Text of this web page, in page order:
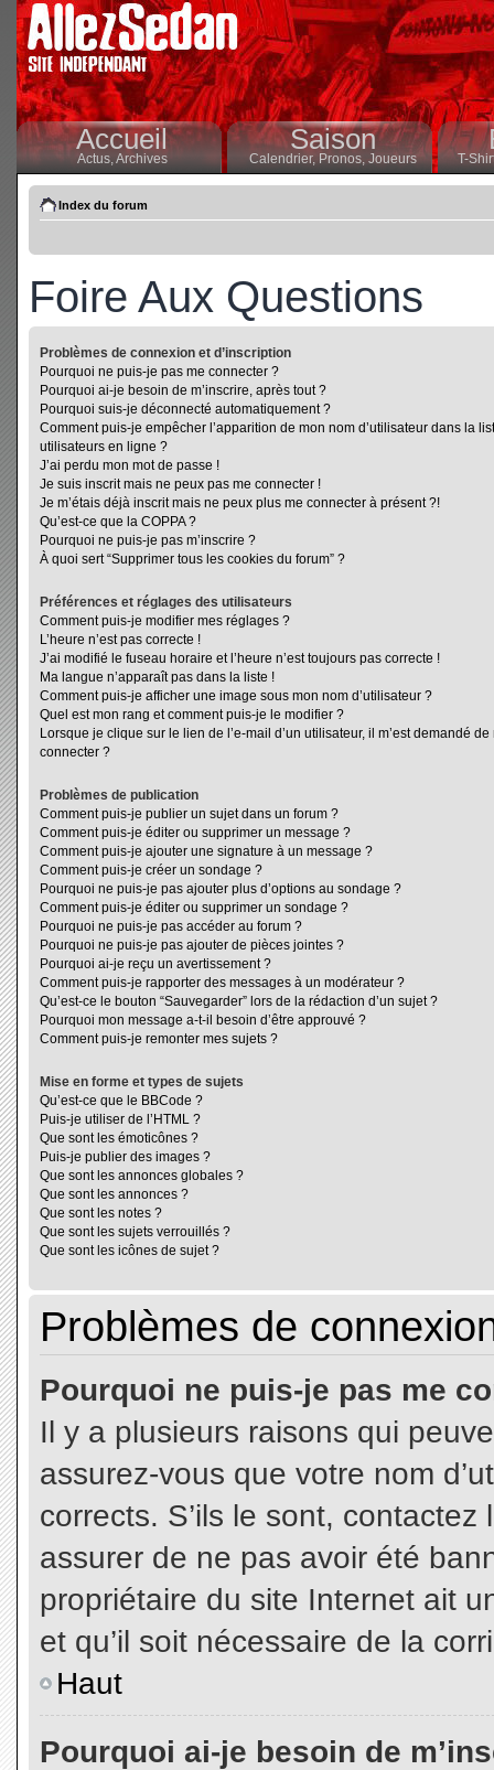
Accueil
Actus,Archives
Saison
Calendrier,Pronos, Joueurs T-
Index du forum
Foire Aux Questions
Problèmes de connexion et d’inscription
Pourquoi ne puis-je pas me connecter ?
Pourquoi ai-je besoin de m’inscrire, après tout ?
Pourquoi suis-je déconnecté automatiquement ?
Comment puis-je empêcher l’apparition de mon nom d’utilisateur dans la
utilisateurs en ligne ?
J’ai perdu mon mot de passe !
Je suis inscrit mais ne peux pas me connecter !
Je m’étais déjà inscrit mais ne peux plus me connecter à présent ?!
Qu’est-ce que la COPPA ?
Pourquoi ne puis-je pas m’inscrire ?
À quoi sert “Supprimer tous les cookies du forum” ?
Préférences et réglages des utilisateurs
Comment puis-je modifier mes réglages ?
L’heure n’est pas correcte !
J’ai modifié le fuseau horaire et l’heure n’est toujours pas correcte !
Ma langue n’apparaît pas dans la liste !
Comment puis-je afficher une image sous mon nom d’utilisateur ?
Quel est mon rang et comment puis-je le modifier ?
Lorsque je clique sur le lien de l’e-mail d’un utilisateur, il m’est demandé de
connecter ?
Problèmes de publication
Comment puis-je publier un sujet dans un forum ?
Comment puis-je éditer ou supprimer un message ?
Comment puis-je ajouter une signature à un message ?
Comment puis-je créer un sondage ?
Pourquoi ne puis-je pas ajouter plus d’options au sondage ?
Comment puis-je éditer ou supprimer un sondage ?
Pourquoi ne puis-je pas accéder au forum ?
Pourquoi ne puis-je pas ajouter de pièces jointes ?
Pourquoi ai-je reçu un avertissement ?
Comment puis-je rapporter des messages à un modérateur ?
Qu’est-ce le bouton “Sauvegarder” lors de la rédaction d’un sujet ?
Pourquoi mon message a-t-il besoin d’être approuvé ?
Comment puis-je remonter mes sujets ?
Mise en forme et types de sujets
Qu’est-ce que le BBCode ?
Puis-je utiliser de l’HTML ?
Que sont les émoticônes ?
Puis-je publier des images ?
Que sont les annonces globales ?
Que sont les annonces ?
Que sont les notes ?
Que sont les sujets verrouillés ?
Que sont les icônes de sujet ?
Problèmes de
Pourquoi ne puis-je pas me
Il y a plusieurs raisons qui
assurez-vous que votre nom
corrects. S’ils le sont,
assurer de ne pas avoir été
propriétaire du site Internet ait
et qu’il soit nécessaire de la
Haut
Pourquoi ai-je besoin de